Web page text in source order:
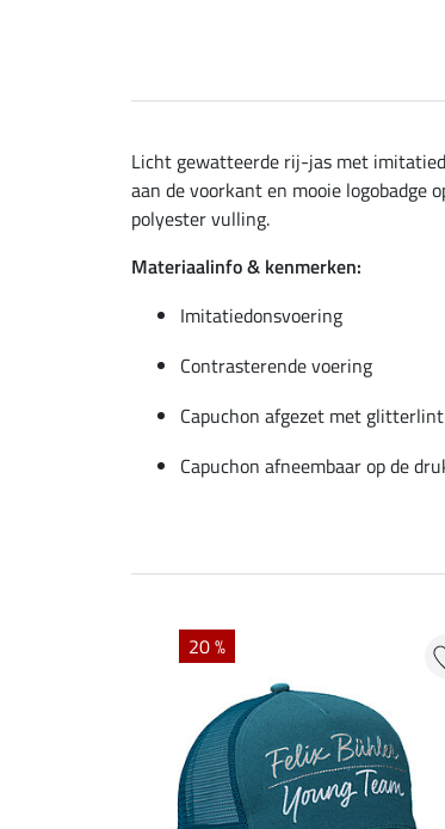
Licht gewatteerde rij-jas met
aan de voorkant en mooie logobadge
polyester vulling.
Materiaalinfo & kenmerken:
Imitatiedonsvoering
Contrasterende voering
Capuchon afgezet met glitterlint
Capuchon afneembaar op de
20 %